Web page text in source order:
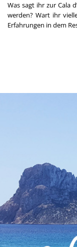
Was sagt ihr zur Cala
werden? Wart ihr
Erfahrungen in dem